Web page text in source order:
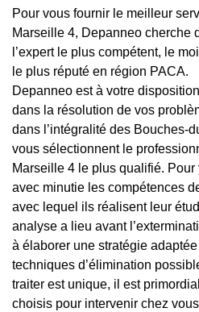
Pour vous fournir le meilleur
Marseille 4, Depanneo cherche
l’expert le plus compétent, le
le plus réputé en région PACA.
Depanneo est à votre
dans la résolution de vos
dans l’intégralité des Bouches-
vous sélectionnent le
Marseille 4 le plus qualifié.
avec minutie les compétences
avec lequel ils réalisent leur
analyse a lieu avant
à élaborer une stratégie
techniques d’élimination
traiter est unique, il est
choisis pour intervenir chez